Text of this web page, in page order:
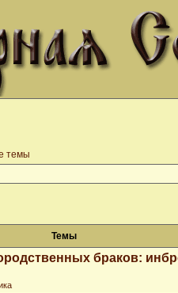
темы
Темы
браков: